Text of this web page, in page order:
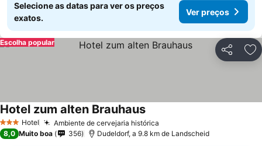
Selecione as datas para ver os preços
exatos.
Ver preços
Partilhar
Escolha popular
3 EstrelasHotel Ambiente de cervejaria histórica
Hotel zum alten Brauhaus
8,0 Muito boa 356 Dudeldorf, a 9.8 km de Landscheid